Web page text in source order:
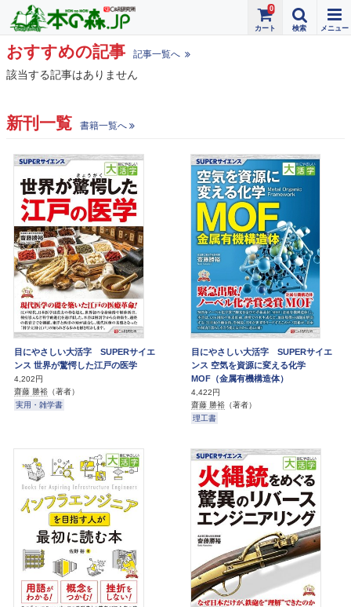
0
おすすめの記事 記事一覧へ
該当する記事はありません
新刊一覧 書籍一覧へ
目にやさしい大活字 SUPERサイエ
ンス 世界が驚愕した江戸の医学
4,202円
齋藤 勝裕 （著者）
実用・雑学書
目にやさしい大活字 SUPERサイエ
ンス 空気を資源に変える化学
MOF（金属有機構造体）
4,422円
齋藤 勝裕 （著者）
理工書